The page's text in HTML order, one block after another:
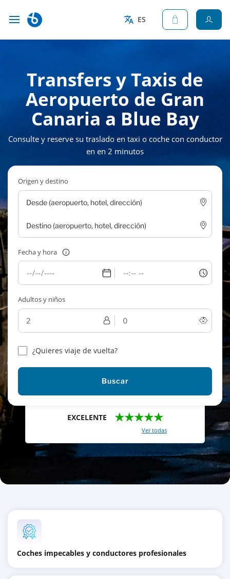
ES
Transfers y Taxis de
Aeropuerto de Gran
Canaria a Blue Bay
Consulte y reserve su traslado en taxi o coche con conductor
en en 2 minutos
Origen y destino
Fecha y hora
Adultos y niños
¿Quieres viaje de vuelta?
Buscar
EXCELENTE ★★★★★
Ver todas
Coches impecables y conductores profesionales